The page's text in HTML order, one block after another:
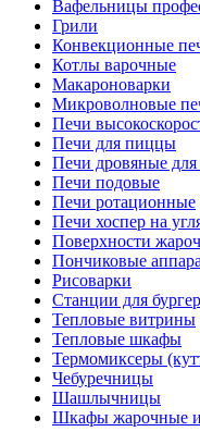
Вафельницы
Грили
Конвекционные
Котлы варочные
Макароноварки
Микроволновые
Печи
Печи для пиццы
Печи дровяные
Печи подовые
Печи ротационные
Печи хоспер на
Поверхности
Пончиковые
Рисоварки
Станции для
Тепловые витрины
Тепловые шкафы
Термомиксеры
Чебуречницы
Шашлычницы
Шкафы жарочные и